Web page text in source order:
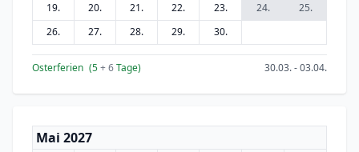
19.
20. 21. 22. 23. 24.
25.
26.
27. 28. 29. 30.
Osterferien (5+ 6Tage) 30.03. - 03.04.
Mai 2027